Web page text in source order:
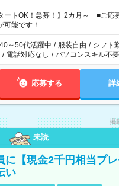
たい」 「余裕を持って夕飯の準備
業はしたくない」 など、ご希望を教
お仕事の勤務時間。 合計で週40時
せん。
ートOK！急募！】2カ月～ ■ご応
可能です！
40～50代活躍中 / 服装自由 / シフト
/ 電話対応なし / パソコンスキル不要
応募する 詳
掲
未読
に【現金2千円相当プ
い